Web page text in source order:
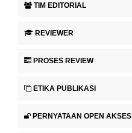
TIM EDITORIAL
REVIEWER
PROSES REVIEW
ETIKA PUBLIKASI
PERNYATAAN OPEN AKSES